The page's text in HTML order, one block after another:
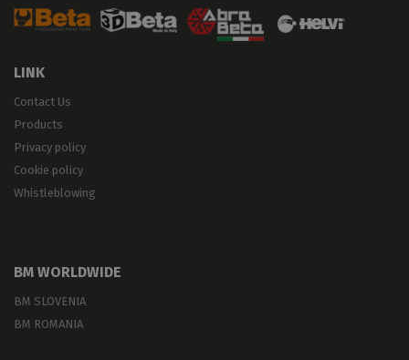
LINK
Contact Us
Products
Privacy policy
Cookie policy
Whistleblowing
BM WORLDWIDE
BM SLOVENIA
BM ROMANIA